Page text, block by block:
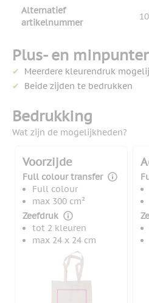
Alternatief
artikelnummer
Plus- en
Meerdere kleurendruk
Beide zijden te bedrukken
Bedrukking
Wat zijn de mogelijkheden?
Voorzijde
Full colour transfer
Full colour
max 300 cm²
Zeefdruk
tot 2 kleuren
max 24 x 24 cm